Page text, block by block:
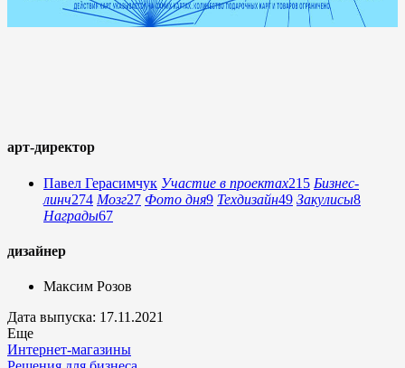
арт-директор
Павел Герасимчук Участие в проектах215 Бизнес-
линч274 Мозг27 Фото дня9 Техдизайн49 Закулисы8
Награды67
дизайнер
Максим Розов
Дата выпуска: 17.11.2021
Еще
Интернет-магазины